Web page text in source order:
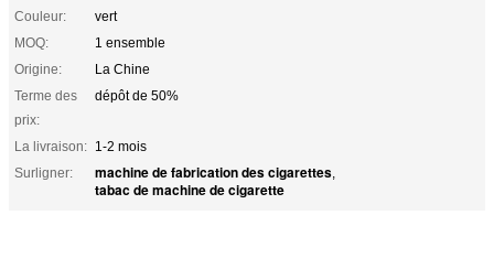
Couleur:
vert
MOQ:
1 ensemble
Origine:
La Chine
Terme des
prix:
dépôt de 50%
La livraison: 1-2 mois
Surligner:
machine de fabrication des cigarettes,
tabac de machine de cigarette